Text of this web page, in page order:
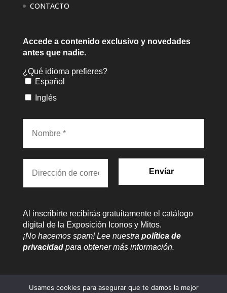
CONTACTO
Accede a contenido exclusivo y novedades
antes que nadie.
¿Qué idioma prefieres?
Español
Inglés
Al inscribirte recibirás gratuitamente el catálogo
digital de la Exposición Iconos y Mitos.
¡No hacemos spam! Lee nuestra política de
privacidadpara obtener más información.
Usamos cookies para asegurar que te damos la mejor